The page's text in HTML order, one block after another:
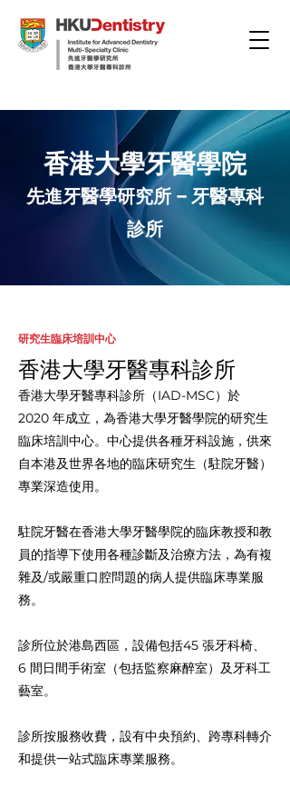
香港大學牙醫學院
先進牙醫學研究所 – 牙醫專科
診所
研究生臨床培訓中心
香港大學牙醫專科診所
香港大學牙醫專科診所（IAD-MSC）於
2020 年成立，為香港大學牙醫學院的研究生
臨床培訓中心。中心提供各種牙科設施，供來
自本港及世界各地的臨床研究生（駐院牙醫）
專業深造使用。
駐院牙醫在香港大學牙醫學院的臨床教授和教
員的指導下使用各種診斷及治療方法，為有複
雜及/或嚴重口腔問題的病人提供臨床專業服
務。
診所位於港島西區，設備包括45 張牙科椅、
6 間日間手術室（包括監察麻醉室）及牙科工
藝室。
診所按服務收費，設有中央預約、跨專科轉介
和提供一站式臨床專業服務。